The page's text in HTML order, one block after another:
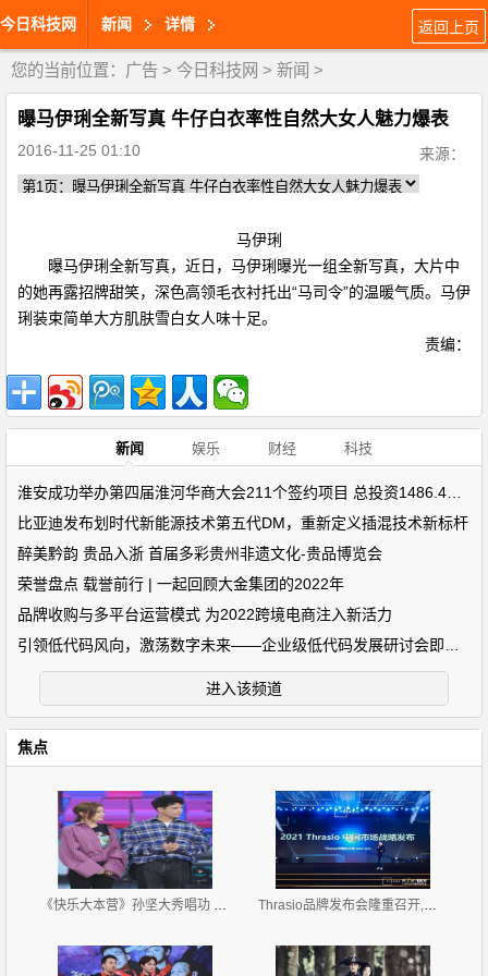
今日科技网 新闻 详情 返回上页
您的当前位置： 广告 > 今日科技网 > 新闻 >
曝马伊琍全新写真 牛仔白衣率性自然大女人魅力爆表
2016-11-25 01:10 来源：
马伊琍
曝马伊琍全新写真，近日，马伊琍曝光一组全新写真，大片中
的她再露招牌甜笑，深色高领毛衣衬托出“马司令”的温暖气质。马伊
琍装束简单大方肌肤雪白女人味十足。
责编：
新闻 娱乐 财经 科技
比亚迪发布划时代新能源技术第五代DM，重新定义插混技术新标杆
醉美黔韵 贵品入浙 首届多彩贵州非遗文化-贵品博览会
荣誉盘点 载誉前行 | 一起回顾大金集团的2022年
品牌收购与多平台运营模式 为2022跨境电商注入新活力
进入该频道
焦点
《快乐大本营》孙坚大秀唱功 与袁姗姗默契合唱 Thrasio品牌发布会隆重召开,发布2021中国区战略规划